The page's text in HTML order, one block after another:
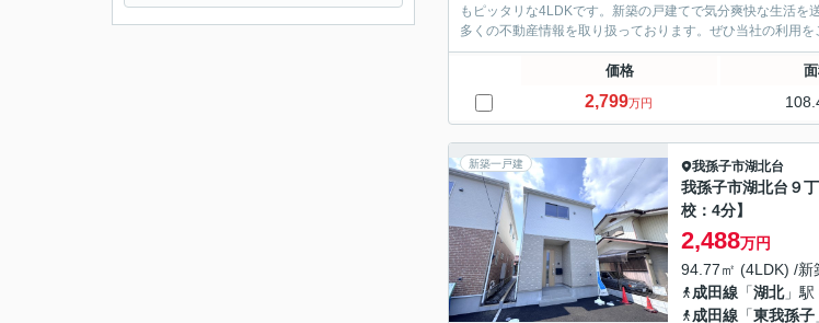
もピッタリな4LDKです。新築の戸建てで気分爽快な生活
多くの不動産情報を取り扱っております。ぜひ当社の利用を
価格
2,799万円
新築一戸建 我孫子市湖北台
我孫子市湖北台９
校：4分】
2,488万円
94.77㎡ (4LDK) /新
成田線 「湖北」駅
成田線 「東我孫子